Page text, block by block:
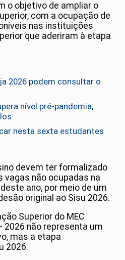
o objetivo de ampliar o
com a ocupação de
nas instituições
que aderiram à etapa
2026 podem consultar o
nível pré-pandemia,
nesta sexta estudantes
devem ter formalizado
não ocupadas na
ano, por meio de um
original ao Sisu 2026.
Superior do MEC
2026 não representa um
mas a etapa
2026.